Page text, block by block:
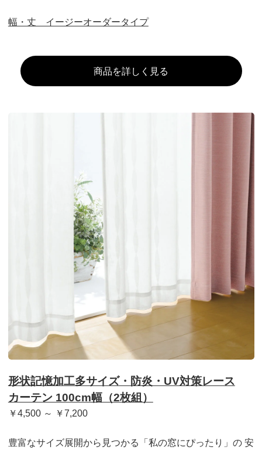
幅・丈 イージーオーダータイプ
商品を詳しく見る
形状記憶加工多サイズ・防炎・UV対策レース
カーテン 100cm幅（2枚組）
￥4,500 ～ ￥7,200
豊富なサイズ展開から見つかる「私の窓にぴったり」の 安